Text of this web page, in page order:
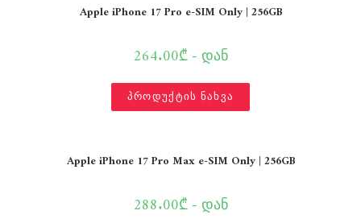
Apple iPhone 17 Pro e-SIM Only | 256GB
264.00₾ - დან
პროდუქტის ნახვა
Apple iPhone 17 Pro Max e-SIM Only | 256GB
288.00₾ - დან